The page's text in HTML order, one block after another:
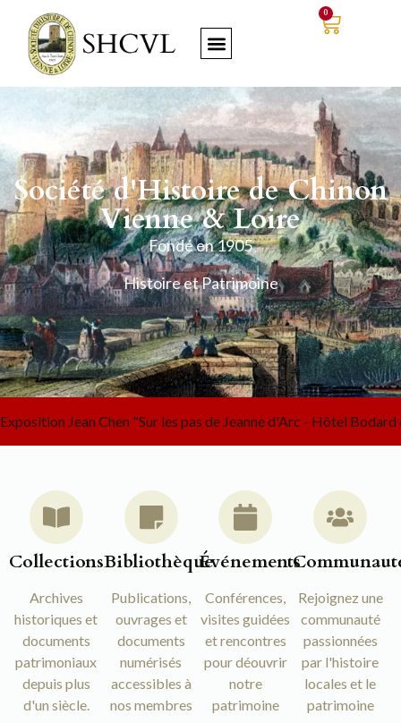
0
Société d'Histoire de Chinon
Vienne & Loire
Fondé en 1905
Histoire et Patrimoine
Exposition Jean Chen "Sur les pas de Jeanne d'Arc - Hôtel
Collections
Archives
historiques et
documents
patrimoniaux
depuis plus
d'un siècle.
Bibliothèque
Publications,
ouvrages et
documents
numérisés
accessibles à
nos membres
Événements
Conférences,
visites guidées
et rencontres
pour déouvrir
notre
patrimoine
Rejoignez une
communauté
passionnées
par l'histoire
locales et le
patrimoine